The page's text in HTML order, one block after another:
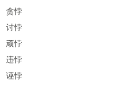
贪悖
讨悖
顽悖
违悖
诬悖